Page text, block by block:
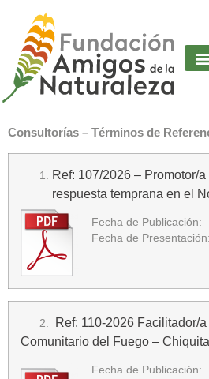
Consultorías – Términos de
Ref: 107/2026 – Promotor/
respuesta temprana en el
Fecha de
Fecha de Presentación:
2.
Ref: 110-2026 Facilitador/
Comunitario del Fuego –
Fecha de